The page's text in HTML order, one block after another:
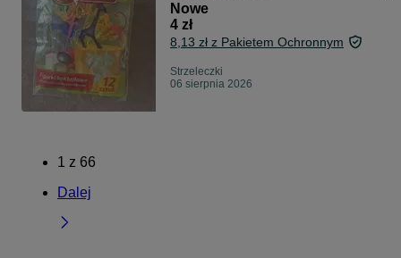
Nowe
4 zł
8,13 zł z Pakietem Ochronnym
Strzeleczki
06 sierpnia 2026
1 z 66
Dalej